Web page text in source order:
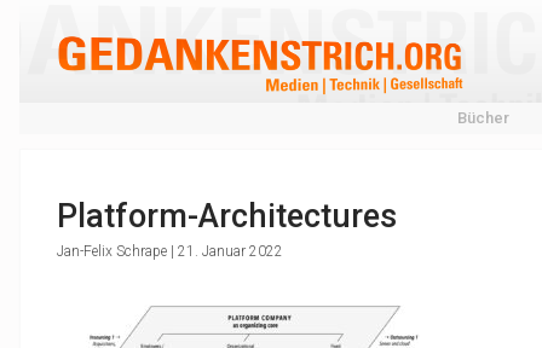
Bücher
Platform-Architectures
Jan-Felix Schrape | 21. Januar 2022